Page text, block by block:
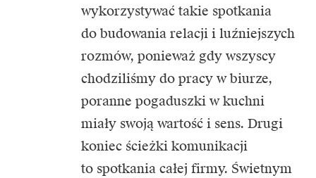
wykorzystywać takie spotkania
do budowania relacji i luźniejszych
rozmów, ponieważ gdy wszyscy
chodziliśmy do pracy w biurze,
poranne pogaduszki w kuchni
miały swoją wartość i sens. Drugi
koniec ścieżki komunikacji
to spotkania całej firmy. Świetnym